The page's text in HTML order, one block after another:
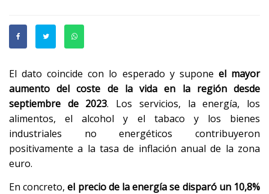
El dato coincide con lo esperado y supone el mayor
aumento del coste de la vida en la región desde
septiembre de 2023. Los servicios, la energía, los
alimentos, el alcohol y el tabaco y los bienes
industriales no energéticos contribuyeron
positivamente a la tasa de inflación anual de la zona
euro.
En concreto,el precio de la energía se disparó un 10,8%